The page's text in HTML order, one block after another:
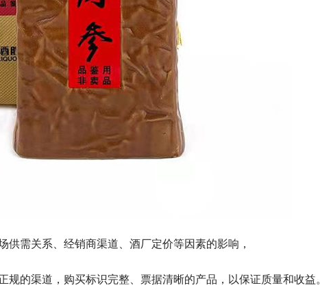
需关系、经销商渠道、酒厂定价等因素的影响，
的渠道，购买标识完整、票据清晰的产品，以保证质量和收益。